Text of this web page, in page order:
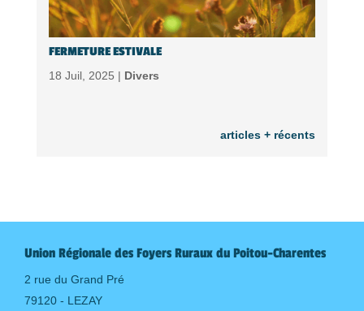
FERMETURE ESTIVALE
18 Juil, 2025 | Divers
articles + récents
Union Régionale des Foyers Ruraux du Poitou-Charentes
2 rue du Grand Pré
79120 - LEZAY